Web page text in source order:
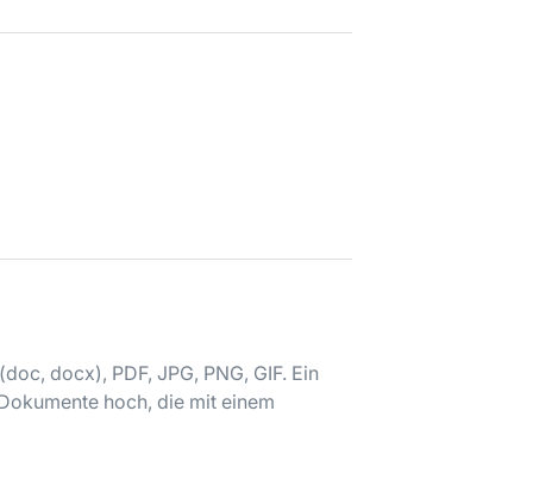
docx), PDF, JPG, PNG, GIF. Ein
hoch, die mit einem